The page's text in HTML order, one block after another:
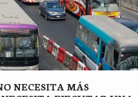
NECESITA MÁS